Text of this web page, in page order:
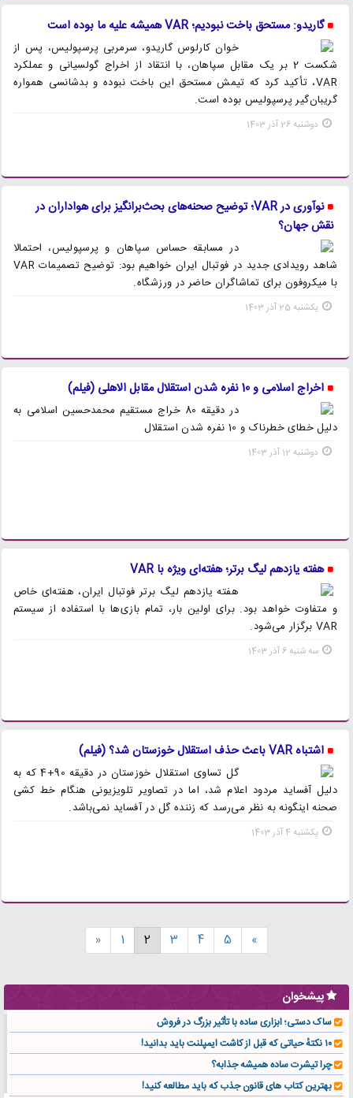
گاریدو: مستحق باخت نبودیم؛ VAR همیشه علیه ما بوده است
خوان کارلوس گاریدو، سرمربی پرسپولیس، پس از
شکست 2 بر یک مقابل سپاهان، با انتقاد از اخراج گولسیانی و عملکرد
VAR، تأکید کرد که تیمش مستحق این باخت نبوده و بدشانسی همواره
گریبان‌گیر پرسپولیس بوده است.
دوشنبه 26 آذر 1403
نوآوری در VAR؛ توضیح صحنه‌های بحث‌برانگیز برای هواداران در
نقش جهان؟
در مسابقه حساس سپاهان و پرسپولیس، احتمالا
شاهد رویدادی جدید در فوتبال ایران خواهیم بود: توضیح تصمیمات VAR
با میکروفون برای تماشاگران حاضر در ورزشگاه.
یکشنبه 25 آذر 1403
اخراج اسلامی و 10 نفره شدن استقلال مقابل الاهلی (فیلم)
در دقیقه 80 خراج مستقیم محمدحسین اسلامی به
دلیل خطای خطرناک و 10 نفره شدن استقلال
دوشنبه 12 آذر 1403
هفته یازدهم لیگ برتر؛ هفته‌ای ویژه با VAR
هفته یازدهم لیگ برتر فوتبال ایران، هفته‌ای خاص
و متفاوت خواهد بود. برای اولین بار، تمام بازی‌ها با استفاده از سیستم
VAR برگزار می‌شود.
سه شنبه 6 آذر 1403
اشتباه VAR باعث حذف استقلال خوزستان شد؟ (فیلم)
گل تساوی استقلال خوزستان در دقیقه 90+4 که به
دلیل آفساید مردود اعلام شد، اما در تصاویر تلویزیونی هنگام خط کشی
صحنه اینگونه به نظر می‌رسد که زننده گل در آفساید نمی‌باشد.
یکشنبه 4 آذر 1403
« 1 2 3 4 5 »
پیشخوان
ساک دستی؛ ابزاری ساده با تأثیر بزرگ در فروش
۱۰ نکتهٔ حیاتی که قبل از کاشت ایمپلنت باید بدانید!
چرا تیشرت ساده همیشه جذابه؟
بهترین کتاب های قانون جذب که باید مطالعه کنید!